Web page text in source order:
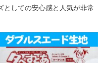
としての安心感と人気が非常